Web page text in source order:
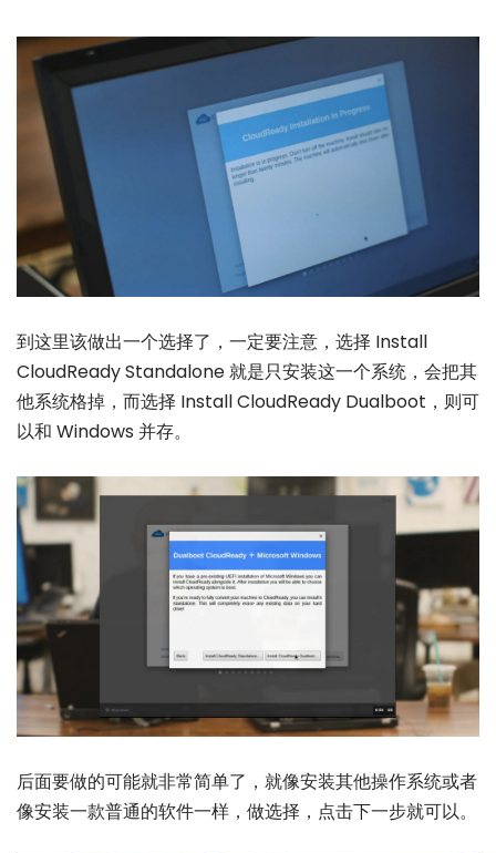
到这里该做出一个选择了，一定要注意，选择 Install
CloudReady Standalone 就是只安装这一个系统，会把其
他系统格掉，而选择 Install CloudReady Dualboot，则可
以和 Windows 并存。
后面要做的可能就非常简单了，就像安装其他操作系统或者
像安装一款普通的软件一样，做选择，点击下一步就可以。